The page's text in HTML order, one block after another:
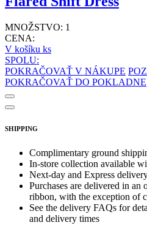
MNOŽSTVO: 1
CENA:
V košíku ks
SPOLU:
POKRAČOVAŤ V NÁKUPE
POKRAČOVAŤ DO POKLADNE
SHIPPING
Complimentary ground
In-store collection available
Next-day and Express
Purchases are delivered in
ribbon, with the exception of
See the delivery FAQs for
and delivery times